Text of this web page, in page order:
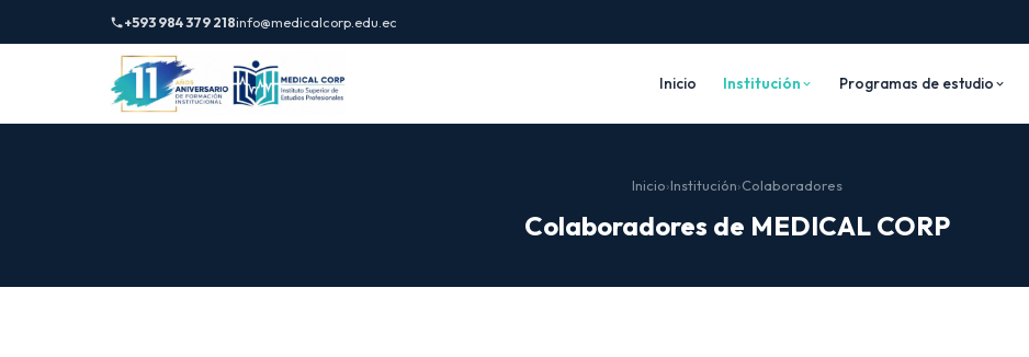
+593 984 379 218info@medicalcorp.edu.ec
Inicio Institución Programas de estudio
Inicio›Institución›Colaboradores
Colaboradores de MEDICAL CORP